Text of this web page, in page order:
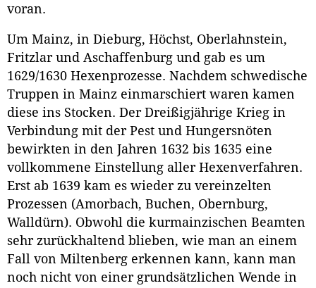
voran.
Um Mainz, in Dieburg, Höchst, Oberlahnstein,
Fritzlar und Aschaffenburg und gab es um
1629/1630 Hexenprozesse. Nachdem schwedische
Truppen in Mainz einmarschiert waren kamen
diese ins Stocken. Der Dreißigjährige Krieg in
Verbindung mit der Pest und Hungersnöten
bewirkten in den Jahren 1632 bis 1635 eine
vollkommene Einstellung aller Hexenverfahren.
Erst ab 1639 kam es wieder zu vereinzelten
Prozessen (Amorbach, Buchen, Obernburg,
Walldürn). Obwohl die kurmainzischen Beamten
sehr zurückhaltend blieben, wie man an einem
Fall von Miltenberg erkennen kann, kann man
noch nicht von einer grundsätzlichen Wende in